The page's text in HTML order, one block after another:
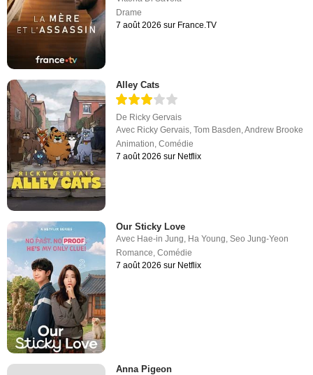
Drame
7 août 2026 sur France.TV
Alley Cats
De Ricky Gervais
Avec Ricky Gervais,Tom Basden,Andrew Brooke
Animation,Comédie
7 août 2026 sur Netflix
Our Sticky Love
Avec Hae-in Jung, Ha Young,Seo Jung-Yeon
Romance,Comédie
7 août 2026 sur Netflix
Anna Pigeon